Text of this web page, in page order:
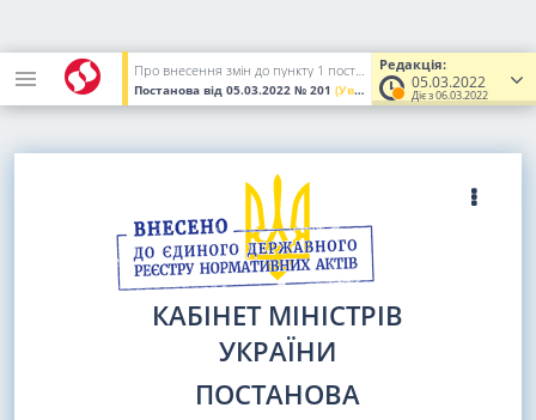
Редакція:
05.03.2022
Діє з 06.03.2022
Про внесення змін до пункту 1 постанови Кабінету Міністрів України від 28 лютого 2022 р. N 169
Постанова від 05.03.2022 № 201 (Увага! Попередня редакція.)
КАБІНЕТ МІНІСТРІВ
УКРАЇНИ
ПОСТАНОВА